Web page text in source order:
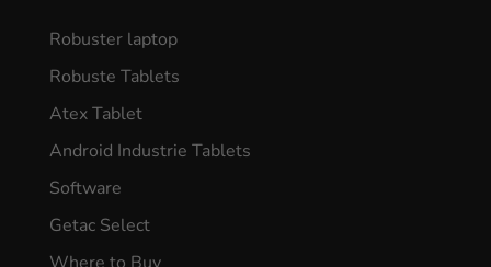
Robuster laptop
Robuste Tablets
Atex Tablet
Android Industrie Tablets
Software
Getac Select